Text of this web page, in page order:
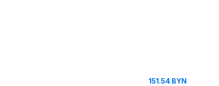
151.54 BYN